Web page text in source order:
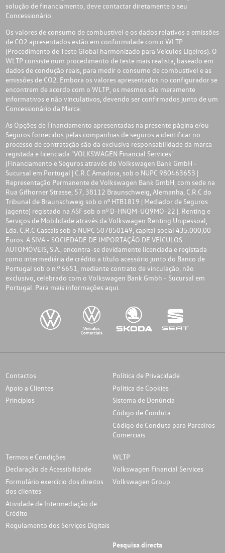
solução de financiamento, deve contactar diretamente o seu
Concessionário.
Os valores de consumo de combustível e os dados relativos a emissões
de CO2 apresentados estão em conformidade com o WLTP
(Procedimento de Teste Global harmonizado para Veículos Ligeiros). O
WLTP consiste num procedimento de teste mais realista, baseado em
dados de condução reais, para medir o consumo de combustível e as
emissões de CO2. Embora os valores apresentados no configurador se
encontrem de acordo com o WLTP, os mesmos são meramente
informativos e não vinculativos, devendo ser confirmados junto de um
Concessionário da Marca.
As Opções de Financiamento apresentadas na presente página e/ou
Seguros fornecidos pelas companhias de seguros a identificar no
processo de contratação são da exclusiva responsabilidade da marca
registada e licenciada "VOLKSWAGEN Financial Services"
(Financiamento e Seguros através do Volkswagen Bank GmbH -
Sucursal em Portugal | C.R.C Amadora, sob o NUPC 980463653 |
Representação Permanente de Volkswagen Bank GmbH, com sede na
Rua Gifhorner Strasse, 57, 38112 Braunschweig, Alemanha, C.R.C do
Tribunal de Braunschweig sob o nº HTB1819 | Mediador de Seguros
(agente) registado na ASF sob o nº D-HNQM-UQ9MO-22 |. Renting e
Serviços de Mobilidade através da Volkswagen Renting Unipessoal,
Lda. C.R.C Cascais sob o NUPC 507850149, capital social 435.000,00
Euros. A SIVA - SOCIEDADE DE IMPORTAÇÃO DE VEÍCULOS
AUTOMÓVEIS, S.A., encontra-se devidamente licenciada e registada
como intermediária de crédito a título acessório junto do Banco de
Portugal sob o n.º 6651, mediante contrato de vinculação, não
exclusivo, celebrado com o Volkswagen Bank Gmbh - Sucursal em
Portugal. Para mais informações aqui.
Contactos
Apoio a Clientes
Princípios
Política de Privacidade
Política de Cookies
Sistema de Denúncia
Código de Conduta
Código de Conduta para Parceiros
Comerciais
Termos e Condições
Declaração de Acessibilidade
Formulário exercício dos direitos
dos clientes
Atividade de Intermediação de
Crédito
Regulamento dos Serviços Digitais
WLTP
Volkswagen Financial Services
Volkswagen Group
Pesquisa directa